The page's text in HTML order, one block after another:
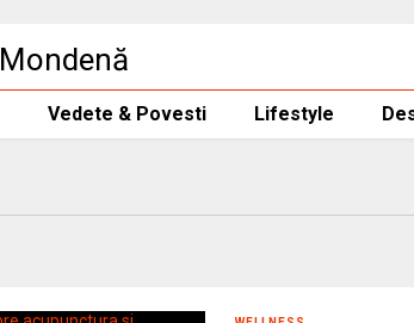
Vedete & Povesti Lifestyle